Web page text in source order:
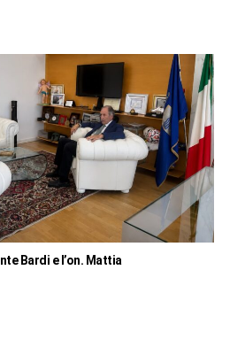
Bardi e l’on. Mattia